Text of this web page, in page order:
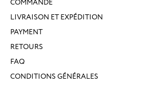
COMMANDE
LIVRAISON ET EXPÉDITION
PAYMENT
RETOURS
FAQ
CONDITIONS GÉNÉRALES